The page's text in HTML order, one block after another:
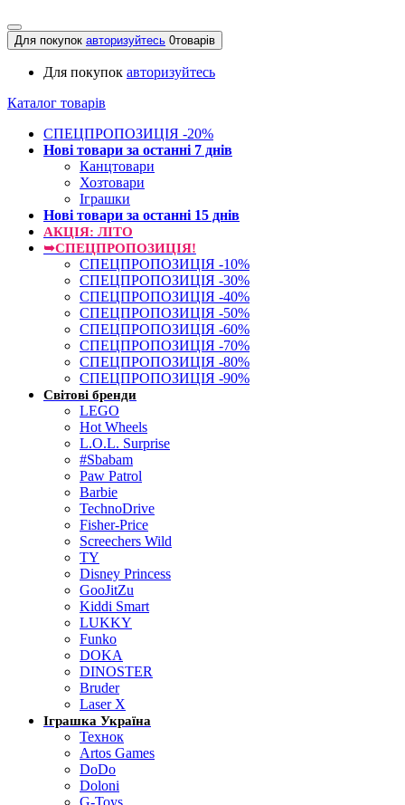
Для покупок авторизуйтесь 0товарів
Для покупок авторизуйтесь
Каталог товарів
СПЕЦПРОПОЗИЦІЯ -20%
Нові товари за останнi 7 днiв
Канцтовари
Хозтовари
Іграшки
Нові товари за останнi 15 днiв
АКЦІЯ: ЛІТО
➥СПЕЦПРОПОЗИЦІЯ!
СПЕЦПРОПОЗИЦІЯ -10%
СПЕЦПРОПОЗИЦІЯ -30%
СПЕЦПРОПОЗИЦІЯ -40%
СПЕЦПРОПОЗИЦІЯ -50%
СПЕЦПРОПОЗИЦІЯ -60%
СПЕЦПРОПОЗИЦІЯ -70%
СПЕЦПРОПОЗИЦІЯ -80%
СПЕЦПРОПОЗИЦІЯ -90%
Світові бренди
LEGO
Hot Wheels
L.O.L. Surprise
#Sbabam
Paw Patrol
Barbie
TechnoDrive
Fisher-Price
Screechers Wild
TY
Disney Princess
GooJitZu
Kiddi Smart
LUKKY
Funko
DOKA
DINOSTER
Bruder
Laser X
Іграшка Україна
Технок
Artos Games
DoDo
Doloni
G-Toys